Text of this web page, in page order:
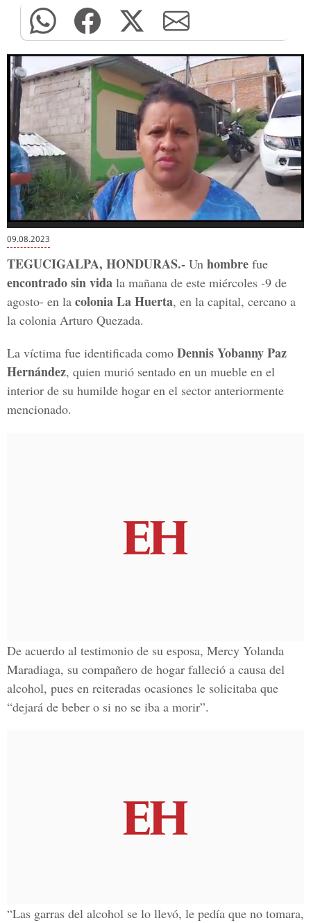
0
of
1
minute,
0
Más Videos
Gene Hackman y su
encontrados sin vida
en su vivienda
que vive por su
enfermedad
es
09.08.2023
TEGUCIGALPA, HONDURAS.- Un hombre fue
encontradosin vida la mañana de este miércoles -9 de
agosto- en la colonia La Huerta, en la capital, cercano a
la colonia Arturo Quezada.
La víctima fue identificada como Dennis Yobanny Paz
Hernández, quien murió sentado en un mueble en el
interior de su humilde hogar en el sector anteriormente
mencionado.
De acuerdo al testimonio de su esposa, Mercy Yolanda
Maradiaga, su compañero de hogar falleció a causa del
alcohol, pues en reiteradas ocasiones le solicitaba que
“dejará de beber o si no se iba a morir”.
“Las garras del alcohol se lo llevó, le pedía que no tomara,